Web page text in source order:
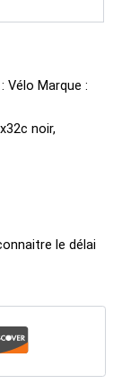
Vélo Marque :
noir,
le délai